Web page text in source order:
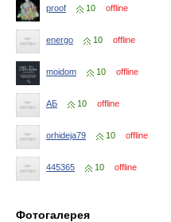
proof 10 offline
energo 10 offline
moidom 10 offline
АБ 10 offline
orhideja79 10 offline
445365 10 offline
Фотогалерея